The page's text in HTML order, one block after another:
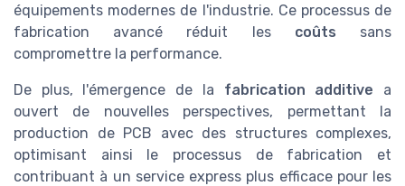
équipements modernes de l'industrie. Ce processus de
fabrication avancé réduit les coûts sans
compromettre la performance.
De plus, l'émergence de la fabrication additive a
ouvert de nouvelles perspectives, permettant la
production de PCB avec des structures complexes,
optimisant ainsi le processus de fabrication et
contribuant à un service express plus efficace pour les